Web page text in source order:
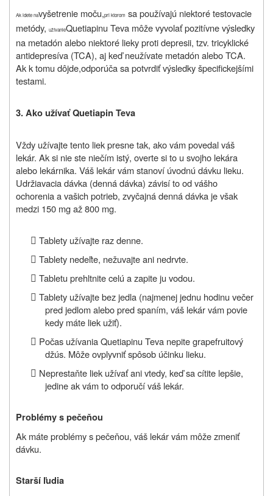
Ak idete navyšetrenie moču,pri ktorom sa používajú niektoré testovacie
metódy, užívanieQuetiapinu Teva môže vyvolať pozitívne výsledky
na metadón alebo niektoré lieky proti depresii, tzv. tricyklické
antidepresíva (TCA), aj keď neužívate metadón alebo TCA.
Ak k tomu dôjde,odporúča sa potvrdiť výsledky špecifickejšími
testami.
3.Ako užívaťQuetiapin Teva
Vždy užívajtetento liekpresne tak, ako vám povedal váš
lekár. Ak si nie ste niečím istý, overte si to u svojho lekára
alebo lekárnika. Váš lekár vám stanoví úvodnú dávku lieku.
Udržiavacia dávka (denná dávka) závisí to od vášho
ochorenia a vašich potrieb, zvyčajná denná dávka je však
medzi 150 mg až 800 mg.
 Tablety užívajte raz denne.
 Tablety nedeľte, nežuvajte ani nedrvte.
 Tabletu prehltnite celú a zapite ju vodou.
 Tablety užívajte bez jedla (najmenej jednu hodinu večer
pred jedlom alebo pred spaním, váš lekár vám povie
kedy máte liek užiť).
 Počas užívania Quetiapinu Teva nepite grapefruitový
džús. Môže ovplyvniť spôsob účinku lieku.
 Neprestaňte liek užívať ani vtedy, keď sa cítite lepšie,
jedine ak vám to odporučí váš lekár.
Problémy s pečeňou
Ak máte problémy s pečeňou, váš lekár vám môže zmeniť
dávku.
Starší ľudia